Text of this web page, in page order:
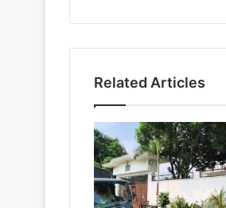
Related Articles